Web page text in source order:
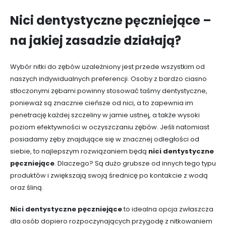
Nici dentystyczne pęczniejące –
na jakiej zasadzie działają?
Wybór nitki do zębów uzależniony jest przede wszystkim od
naszych indywidualnych preferencji. Osoby z bardzo ciasno
stłoczonymi zębami powinny stosować taśmy dentystyczne,
ponieważ są znacznie cieńsze od nici, a to zapewnia im
penetrację każdej szczeliny w jamie ustnej, a także wysoki
poziom efektywności w oczyszczaniu zębów. Jeśli natomiast
posiadamy zęby znajdujące się w znacznej odległości od
siebie, to najlepszym rozwiązaniem będą nici dentystyczne
pęczniejące. Dlaczego? Są dużo grubsze od innych tego typu
produktów i zwiększają swoją średnicę po kontakcie z wodą
oraz śliną.
Nici dentystyczne pęczniejąceto idealna opcja zwłaszcza
dla osób dopiero rozpoczynających przygodę z nitkowaniem